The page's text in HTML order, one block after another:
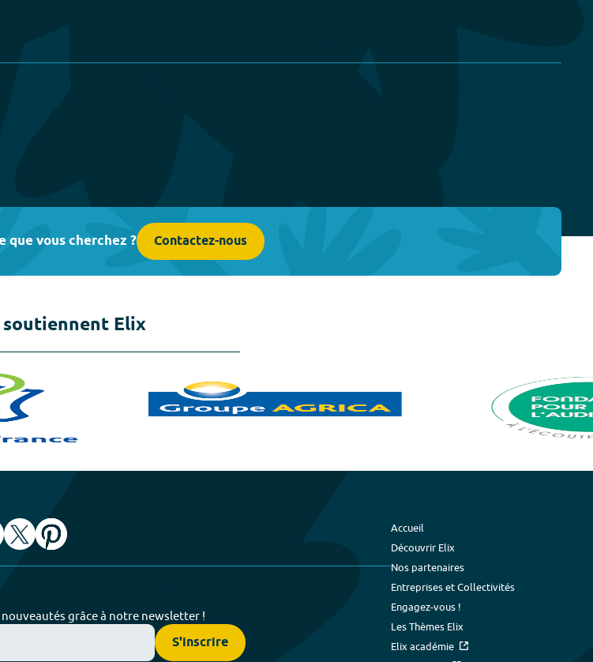
que vous cherchez ? Contactez-nous
soutiennent Elix
grâce à notre newsletter !
S'inscrire
Accueil
Découvrir Elix
Nos partenaires
Entreprises et Collectivités
Engagez-vous !
Les Thèmes Elix
Elix académie